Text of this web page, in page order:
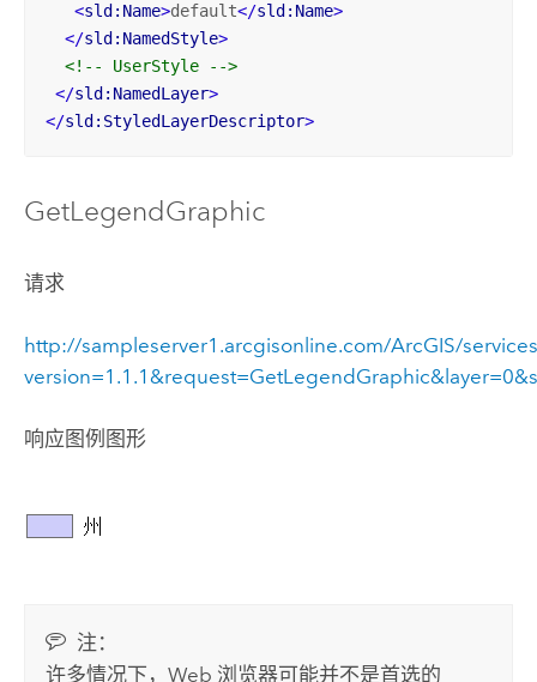
<sld:Name>default</sld:Name>
</sld:NamedStyle>
<!-- UserStyle -->
</sld:NamedLayer>
</sld:StyledLayerDescriptor>
GetLegendGraphic
请求
http://sampleserver1.arcgisonline.com/ArcGIS/
响应图例图形
注：
许多情况下，Web 浏览器可能并不是首选的